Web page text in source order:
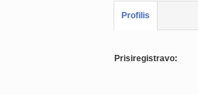
Profilis
Prisiregistravo: